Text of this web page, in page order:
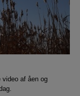
video af åen og